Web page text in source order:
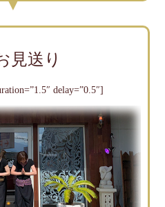
見送り
delay=”0.5″]